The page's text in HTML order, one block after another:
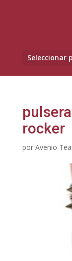
Seleccionar
rocker
por Avenio